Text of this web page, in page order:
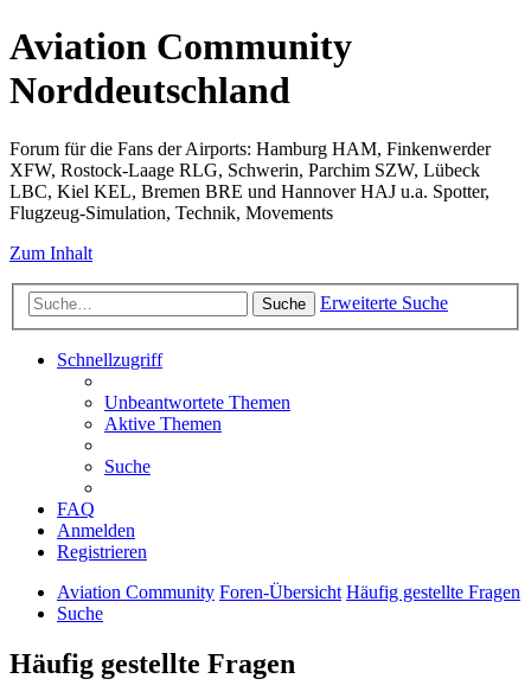
Aviation Community
Norddeutschland
Forum für die Fans der Airports: Hamburg HAM, Finkenwerder
XFW, Rostock-Laage RLG, Schwerin, Parchim SZW, Lübeck
LBC, Kiel KEL, Bremen BRE und Hannover HAJ u.a. Spotter,
Flugzeug-Simulation, Technik, Movements
Zum Inhalt
Suche Erweiterte Suche
Schnellzugriff
Unbeantwortete Themen
Aktive Themen
Suche
FAQ
Anmelden
Registrieren
Aviation Community Foren-Übersicht Häufig gestellte Fragen
Suche
Häufig gestellte Fragen